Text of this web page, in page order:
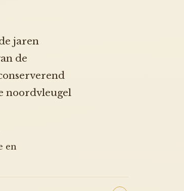
jaren
de
noordvleugel
en